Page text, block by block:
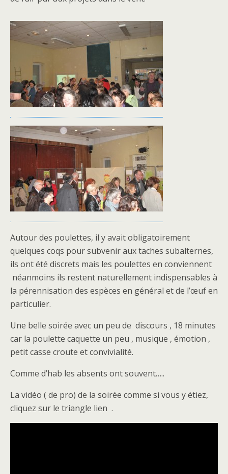
Autour des poulettes, il y avait obligatoirement
quelques coqs pour subvenir aux taches subalternes,
ils ont été discrets mais les poulettes en conviennent
néanmoins ils restent naturellement indispensables à
la pérennisation des espèces en général et de l’œuf en
particulier.
Une belle soirée avec un peu de discours , 18 minutes
car la poulette caquette un peu , musique , émotion ,
petit casse croute et convivialité.
Comme d’hab les absents ont souvent…..
La vidéo ( de pro) de la soirée comme si vous y étiez,
cliquez sur le triangle lien .